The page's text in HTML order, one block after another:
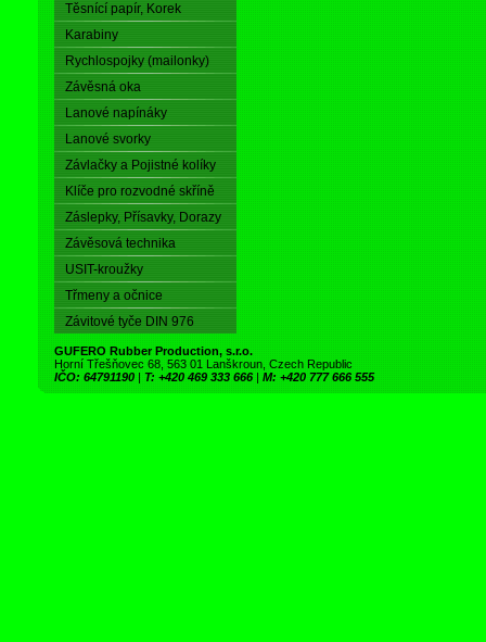
Těsnící papír, Korek
Karabiny
Rychlospojky (mailonky)
Závěsná oka
Lanové napínáky
Lanové svorky
Závlačky a Pojistné kolíky
Klíče pro rozvodné skříně
Záslepky, Přísavky, Dorazy
Závěsová technika
USIT-kroužky
Třmeny a očnice
Závitové tyče DIN 976
GUFERO Rubber Production, s.r.o.
Horní Třešňovec 68, 563 01 Lanškroun, Czech Republic
IČO: 64791190 | T: +420 469 333 666 | M: +420 777 666 555